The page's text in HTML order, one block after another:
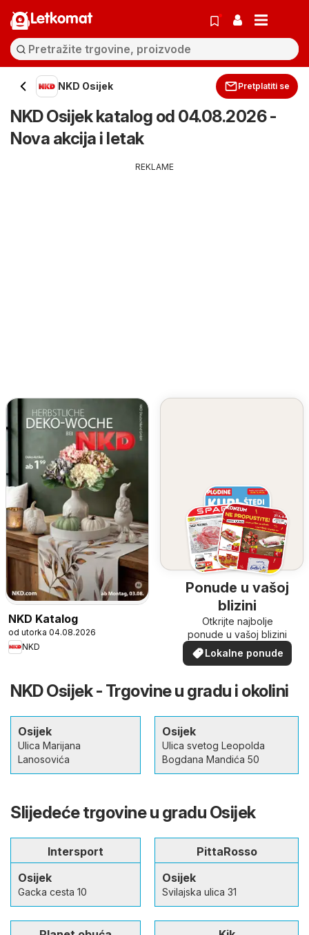
Letkomat
NKD Osijek Pretplatiti se
NKD Osijek katalog od 04.08.2026 -
Nova akcija i letak
REKLAME
NKD Katalog
od utorka 04.08.2026
NKD
Ponude u vašoj
blizini
Otkrijte najbolje
ponude u vašoj blizini
Lokalne ponude
NKD Osijek - Trgovine u gradu i okolini
Osijek
Ulica Marijana
Lanosovića
Osijek
Ulica svetog Leopolda
Bogdana Mandića 50
Slijedeće trgovine u gradu Osijek
Intersport
Osijek
Gacka cesta 10
PittaRosso
Osijek
Svilajska ulica 31